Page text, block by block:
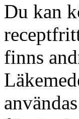
Du kan
finns